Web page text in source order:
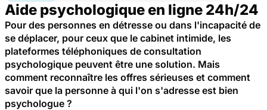
Aide psychologique en ligne 24h/24
Pour des personnes en détresse ou dans l'incapacité de
se déplacer, pour ceux que le cabinet intimide, les
plateformes téléphoniques de consultation
psychologique peuvent être une solution. Mais
comment reconnaître les offres sérieuses et comment
savoir que la personne à qui l'on s'adresse est bien
psychologue ?